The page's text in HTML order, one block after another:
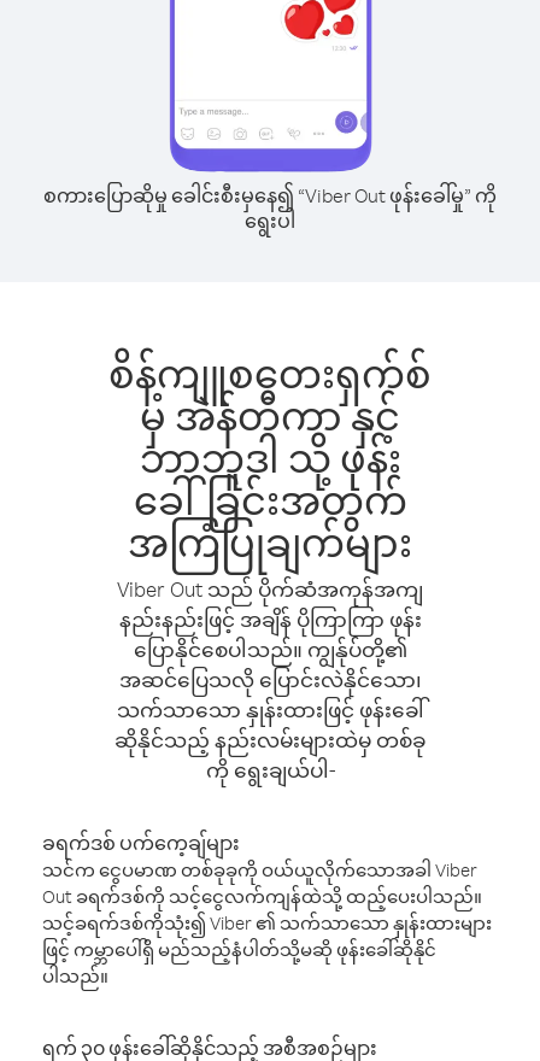
စကားပြောဆိုမှု ခေါင်းစီးမှနေ၍ “Viber Out ဖုန်းခေါ်မှု” ကို
ရွေးပါ
စိန့်ကျူစတေးရှက်စ်
မှ အဲန်တီကာ နှင့်
ဘာဘူဒါ သို့ ဖုန်း
ခေါ်ခြင်းအတွက်
အကြံပြုချက်များ
Viber Out သည် ပိုက်ဆံအကုန်အကျ
နည်းနည်းဖြင့် အချိန် ပိုကြာကြာ ဖုန်း
ပြောနိုင်စေပါသည်။ ကျွန်ုပ်တို့၏
အဆင်ပြေသလို ပြောင်းလဲနိုင်သော၊
သက်သာသော နှုန်းထားဖြင့် ဖုန်းခေါ်
ဆိုနိုင်သည့် နည်းလမ်းများထဲမှ တစ်ခု
ကို ရွေးချယ်ပါ-
ခရက်ဒစ် ပက်ကေ့ချ်များ
သင်က ငွေပမာဏ တစ်ခုခုကို ဝယ်ယူလိုက်သောအခါ Viber
Out ခရက်ဒစ်ကို သင့်ငွေလက်ကျန်ထဲသို့ ထည့်ပေးပါသည်။
သင့်ခရက်ဒစ်ကိုသုံး၍ Viber ၏ သက်သာသော နှုန်းထားများ
ဖြင့် ကမ္ဘာပေါ်ရှိ မည်သည့်နံပါတ်သို့မဆို ဖုန်းခေါ်ဆိုနိုင်
ပါသည်။
ရက် ၃၀ ဖုန်းခေါ်ဆိုနိုင်သည့် အစီအစဉ်များ